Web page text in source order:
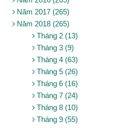
Năm 2017 (265)
Năm 2018 (265)
Tháng 2 (13)
Tháng 3 (9)
Tháng 4 (63)
Tháng 5 (26)
Tháng 6 (16)
Tháng 7 (24)
Tháng 8 (10)
Tháng 9 (55)